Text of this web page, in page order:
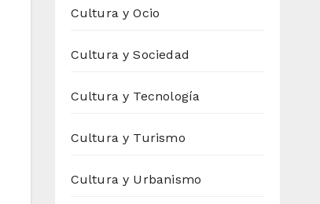
Cultura y Ocio
Cultura y Sociedad
Cultura y Tecnología
Cultura y Turismo
Cultura y Urbanismo